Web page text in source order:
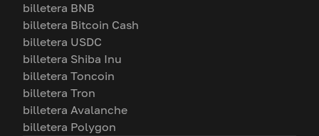
billetera BNB
billetera Bitcoin Cash
billetera USDC
billetera Shiba Inu
billetera Toncoin
billetera Tron
billetera Avalanche
billetera Polygon